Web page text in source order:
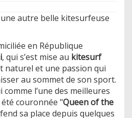
autre belle kitesurfeuse
en République
, qui s’est mise au kitesurf
naturel et une passion qui
au sommet de son sport.
comme l’une des meilleures
couronnée "Queen of the
sa place depuis quelques